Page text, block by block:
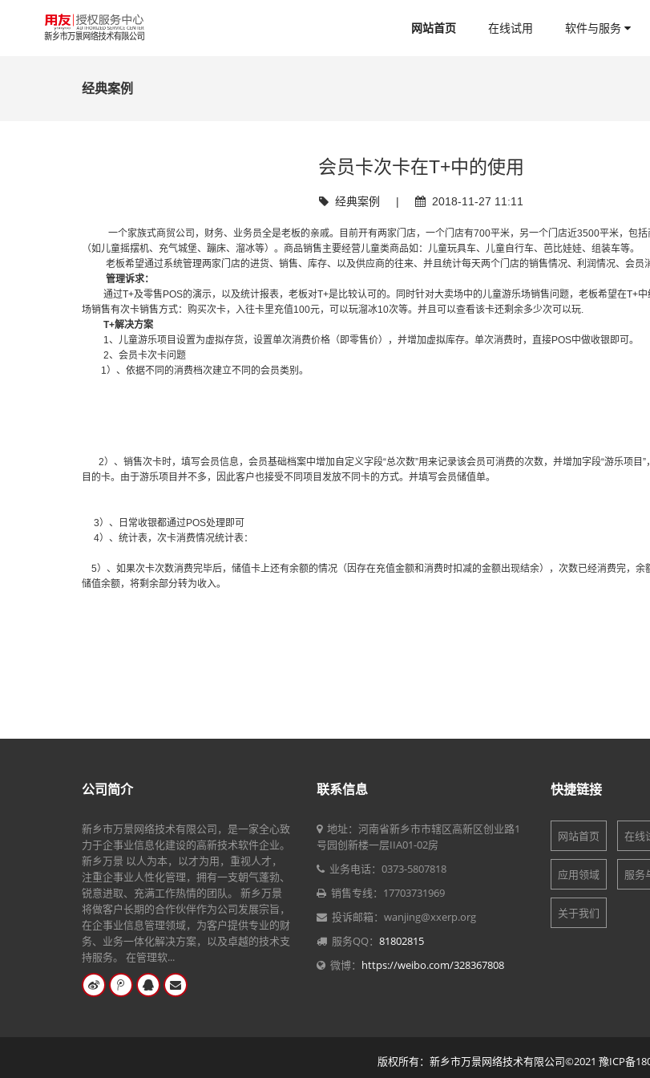
网站首页 在线试用 软件与服务
经典案例
会员卡次卡在T+中的使用
经典案例 | 2018-11-27 11:11
一个家族式商贸公司，财务、业务员全是老板的亲戚。目前开有两家门店，一个门店有700平米，另一个门店近3500平米，包
（如儿童摇摆机、充气城堡、蹦床、溜冰等）。商品销售主要经营儿童类商品如：儿童玩具车、儿童自行车、芭比娃娃、组装车等。
老板希望通过系统管理两家门店的进货、销售、库存、以及供应商的往来、并且统计每天两个门店的销售情况、利润情况、会员
管理诉求：
通过T+及零售POS的演示，以及统计报表，老板对T+是比较认可的。同时针对大卖场中的儿童游乐场销售问题，老板希望在T+中
场销售有次卡销售方式：购买次卡，入往卡里充值100元，可以玩溜冰10次等。并且可以查看该卡还剩余多少次可以玩.
T+解决方案
1、儿童游乐项目设置为虚拟存货，设置单次消费价格（即零售价），并增加虚拟库存。单次消费时，直接POS中做收银即可。
2、会员卡次卡问题
1）、依据不同的消费档次建立不同的会员类别。
2）、销售次卡时，填写会员信息，会员基础档案中增加自定义字段“总次数”用来记录该会员可消费的次数，并增加字段“游乐项目”
目的卡。由于游乐项目并不多，因此客户也接受不同项目发放不同卡的方式。并填写会员储值单。
3）、日常收银都通过POS处理即可
4）、统计表，次卡消费情况统计表：
5）、如果次卡次数消费完毕后，储值卡上还有余额的情况（因存在充值金额和消费时扣减的金额出现结余），次数已经消费完，
储值余额，将剩余部分转为收入。
公司简介
新乡市万景网络技术有限公司，是一家全心致
力于企事业信息化建设的高新技术软件企业。
新乡万景 以人为本，以才为用，重视人才，
注重企事业人性化管理，拥有一支朝气蓬勃、
锐意进取、充满工作热情的团队。 新乡万景
将做客户长期的合作伙伴作为公司发展宗旨，
在企事业信息管理领域，为客户提供专业的财
务、业务一体化解决方案，以及卓越的技术支
持服务。 在管理软...
联系信息
地址：河南省新乡市市辖区高新区创业路1
号园创新楼一层IIA01-02房
业务电话：0373-5807818
销售专线：17703731969
投诉邮箱：wanjing@xxerp.org
服务QQ： 81802815
微博： https://weibo.com/328367808
快捷链接
网站首页 在线
应用领域 服务
关于我们
版权所有：新乡市万景网络技术有限公司©2021 豫ICP备